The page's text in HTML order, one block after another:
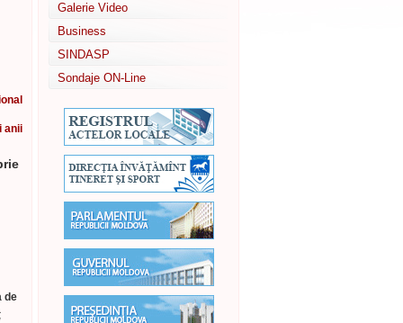
anii
de
Galerie Video
Business
SINDASP
Sondaje ON-Line